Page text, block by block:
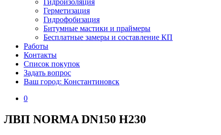
Гидроизоляция
Герметизация
Гидрофобизация
Битумные мастики и праймеры
Бесплатные замеры и составление КП
Работы
Контакты
Список покупок
Задать вопрос
Ваш город: Константиновск
0
ЛВП NORMA DN150 H230